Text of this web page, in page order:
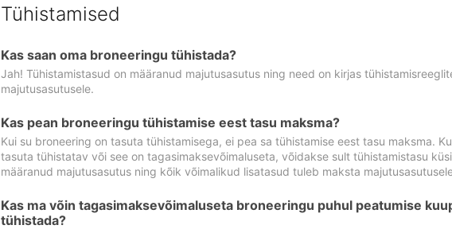
Tühistamised
Kas saan oma broneeringu tühistada?
Jah! Tühistamistasud on määranud majutusasutus ning need on kirjas
majutusasutusele.
Kas pean broneeringu tühistamise eest tasu maksma?
Kui su broneering on tasuta tühistamisega, ei pea sa tühistamise eest tasu maksma.
tasuta tühistatav või see on tagasimaksevõimaluseta, võidakse sult tühistamistasu
määranud majutusasutus ning kõik võimalikud lisatasud tuleb maksta
Kas ma võin tagasimaksevõimaluseta broneeringu puhul peatumise
tühistada?